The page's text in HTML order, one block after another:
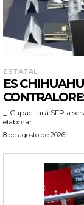
ESTATAL
ES
_-Capacitará SFP a
elaborar...
8 de agosto de 2026